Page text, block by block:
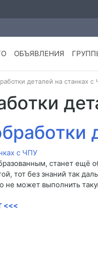
ОБЪЯВЛЕНИЯ
деталей на станках с
станет ещё
тот без знаний так
не может выполнить
<<<